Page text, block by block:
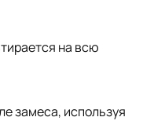
на всю
замеса, используя